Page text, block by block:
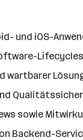
und iOS-
Lifecycles
wartbarer
sowie
Backend-